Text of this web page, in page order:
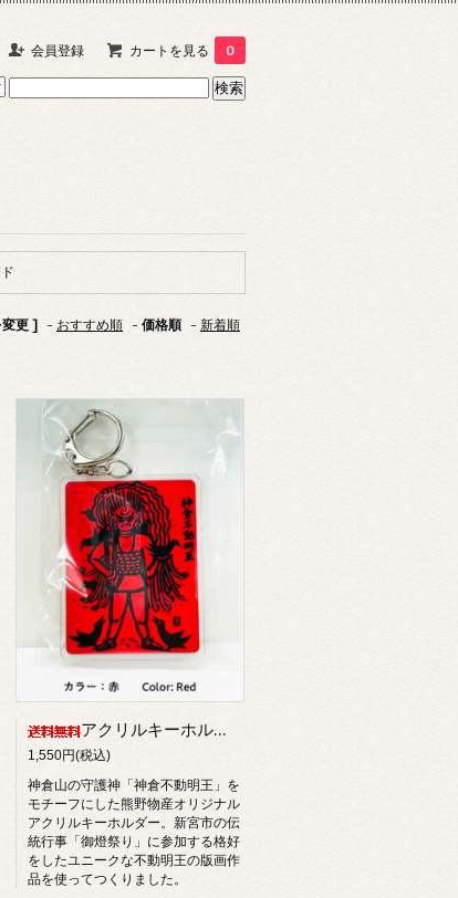
会員登録 カートを見る 0
更 ] - おすすめ順 - 価格順 - 新着順
アクリルキーホルダー「神倉不動明王」
1,550円(税込)
神倉山の守護神「神倉不動明王」を
モチーフにした熊野物産オリジナル
アクリルキーホルダー。新宮市の伝
統行事「御燈祭り」に参加する格好
をしたユニークな不動明王の版画作
品を使ってつくりました。